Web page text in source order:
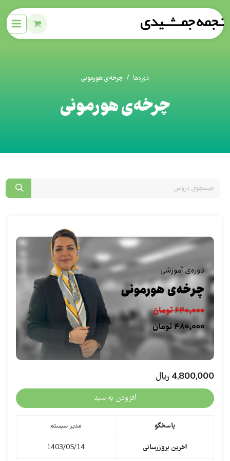
دوره‌ها چرخه‌ی هورمونی
چرخه‌ی هورمونی
4,800,000 ریال
افزودن به سبد
پاسخگو مدیر سیستم
اخرین بروزرسانی 1403/05/14